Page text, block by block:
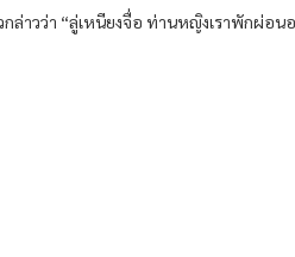
ล่าวว่า “ลู่เหนียงจื่อ ท่านหญิงเราพักผ่อน